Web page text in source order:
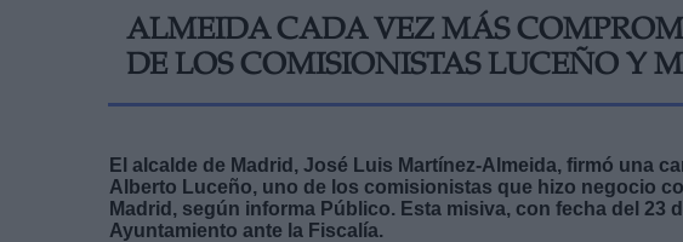
ALMEIDA CADA VEZ MÁS
DE LOS COMISIONISTAS LUCEÑO Y
El alcalde de Madrid, José Luis Martínez-Almeida, firmó una
Alberto Luceño, uno de los comisionistas que hizo negocio
Madrid, según informa Público. Esta misiva, con fecha del 23
Ayuntamiento ante la Fiscalía.
link
Información adicional
link